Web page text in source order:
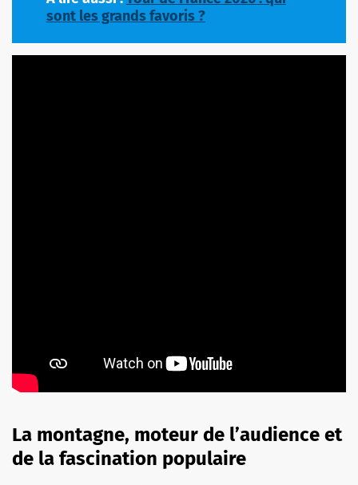
sont les grands favoris ?
La montagne, moteur de l’audience et
de la fascination populaire